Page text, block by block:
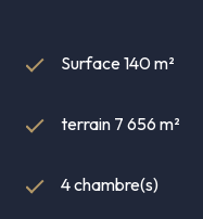
Surface 140 m²
terrain 7 656 m²
4 chambre(s)